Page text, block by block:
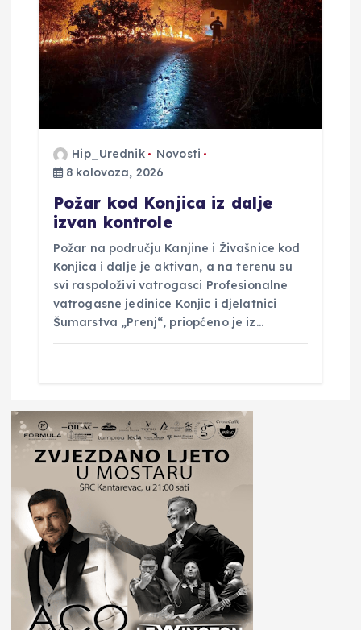
Hip_Urednik
Novosti
8 kolovoza, 2026
Požar kod Konjica iz dalje
izvan kontrole
Požar na području Kanjine i Živašnice kod
Konjica i dalje je aktivan, a na terenu su
svi raspoloživi vatrogasci Profesionalne
vatrogasne jedinice Konjic i djelatnici
Šumarstva „Prenj“, priopćeno je iz…